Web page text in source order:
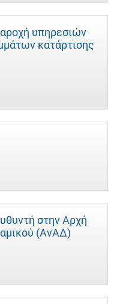
υπηρεσιών
κατάρτισης
στην Αρχή
(ΑνΑΔ)